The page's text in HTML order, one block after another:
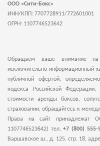
ООО «Сити-Бокс»
ИНН/КПП: 7707728911/772601001
ОГРН: 1107746523642
Обращаем ваше внимание на
исключительно информационный
публичной офертой,
кодекса Российской
стоимости аренды боксов,
страховании, обращайтесь к
Права на сайт принадлежат
1107746523642) тел.+7 (800) 555-
Варшавское ш., д. 125, стр. 18,